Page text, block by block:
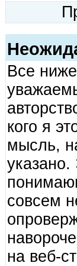
Все
кого я
мысль,
совсем
на веб-